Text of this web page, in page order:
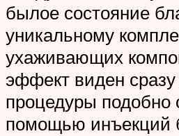
былое состояние
уникальному
ухаживающих
эффект виден
процедуры
помощью инъекций